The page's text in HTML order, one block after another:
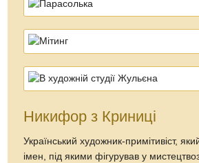
Никифор з Криниці
Український художник-примітивіст,
імен, під якими фігурував у